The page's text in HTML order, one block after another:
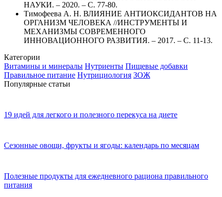
НАУКИ. – 2020. – С. 77-80.
Тимофеева А. Н. ВЛИЯНИЕ АНТИОКСИДАНТОВ НА
ОРГАНИЗМ ЧЕЛОВЕКА //ИНСТРУМЕНТЫ И
МЕХАНИЗМЫ СОВРЕМЕННОГО
ИННОВАЦИОННОГО РАЗВИТИЯ. – 2017. – С. 11-13.
Категории
Витамины и минералы Нутриенты Пищевые добавки
Правильное питание Нутрициология ЗОЖ
Популярные статьи
19 идей для легкого и полезного перекуса на диете
Сезонные овощи, фрукты и ягоды: календарь по месяцам
Полезные продукты для ежедневного рациона правильного
питания